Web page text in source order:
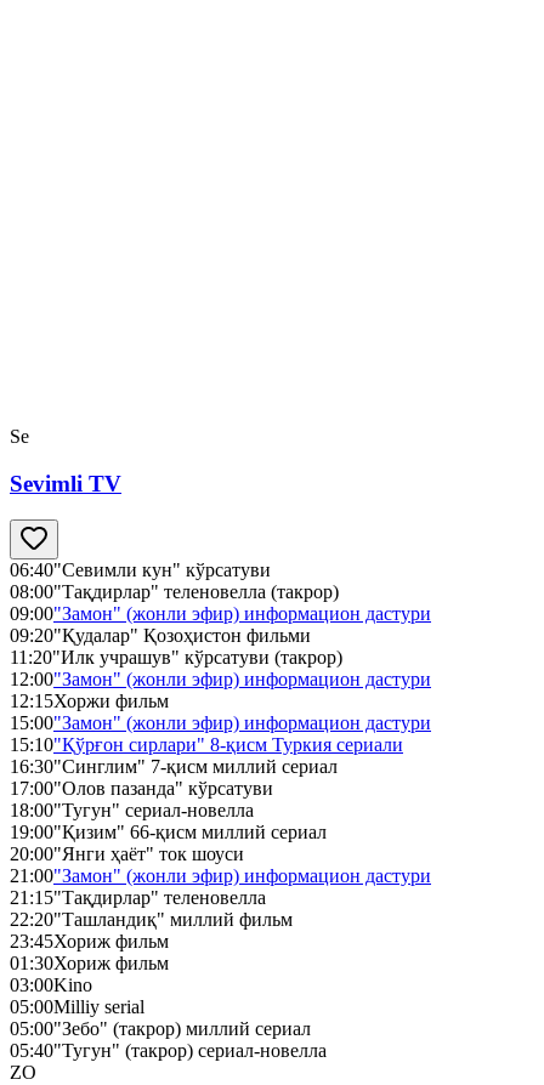
Se
Sevimli TV
06:40"Севимли кун" кўрсатуви
08:00"Тақдирлар" теленовелла (такрор)
09:00"Замон" (жонли эфир) информацион дастури
09:20"Қудалар" Қозоҳистон фильми
11:20"Илк учрашув" кўрсатуви (такрор)
12:00"Замон" (жонли эфир) информацион дастури
12:15Хоржи фильм
15:00"Замон" (жонли эфир) информацион дастури
15:10"Қўрғон сирлари" 8-қисм Туркия сериали
16:30"Синглим" 7-қисм миллий сериал
17:00"Олов пазанда" кўрсатуви
18:00"Тугун" сериал-новелла
19:00"Қизим" 66-қисм миллий сериал
20:00"Янги ҳаёт" ток шоуси
21:00"Замон" (жонли эфир) информацион дастури
21:15"Тақдирлар" теленовелла
22:20"Ташландиқ" миллий фильм
23:45Хориж фильм
01:30Хориж фильм
03:00Kino
05:00Milliy serial
05:00"Зебо" (такрор) миллий сериал
05:40"Тугун" (такрор) сериал-новелла
ZO